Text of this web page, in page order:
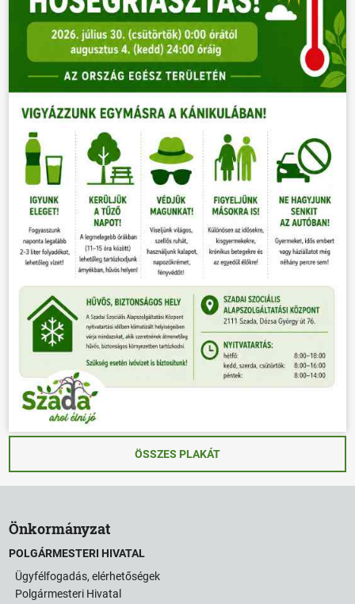
ÖSSZES PLAKÁT
Önkormányzat
POLGÁRMESTERI HIVATAL
Ügyfélfogadás, elérhetőségek
Polgármesteri Hivatal